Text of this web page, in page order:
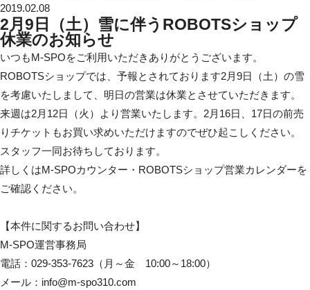
2019.02.08
2月9日（土）雪に伴うROBOTSショップ
休業のお知らせ
いつもM-SPOをご利用いただきありがとうございます。
ROBOTSショップでは、予報とされております2月9日（土）の雪
を考慮いたしまして、明日の営業は休業とさせていただきます。
来週は2月12日（火）より営業いたします。2月16日、17日の前売
りチケットもお買い求めいただけますのでぜひ起こしください。
スタッフ一同お待ちしております。
詳しくはM-SPOカウンター・ROBOTSショップ営業カレンダーを
ご確認ください。
【本件に関するお問い合わせ】
M-SPO運営事務局
電話：029-353-7623（月～金 10:00～18:00）
メール：info@m-spo310.com